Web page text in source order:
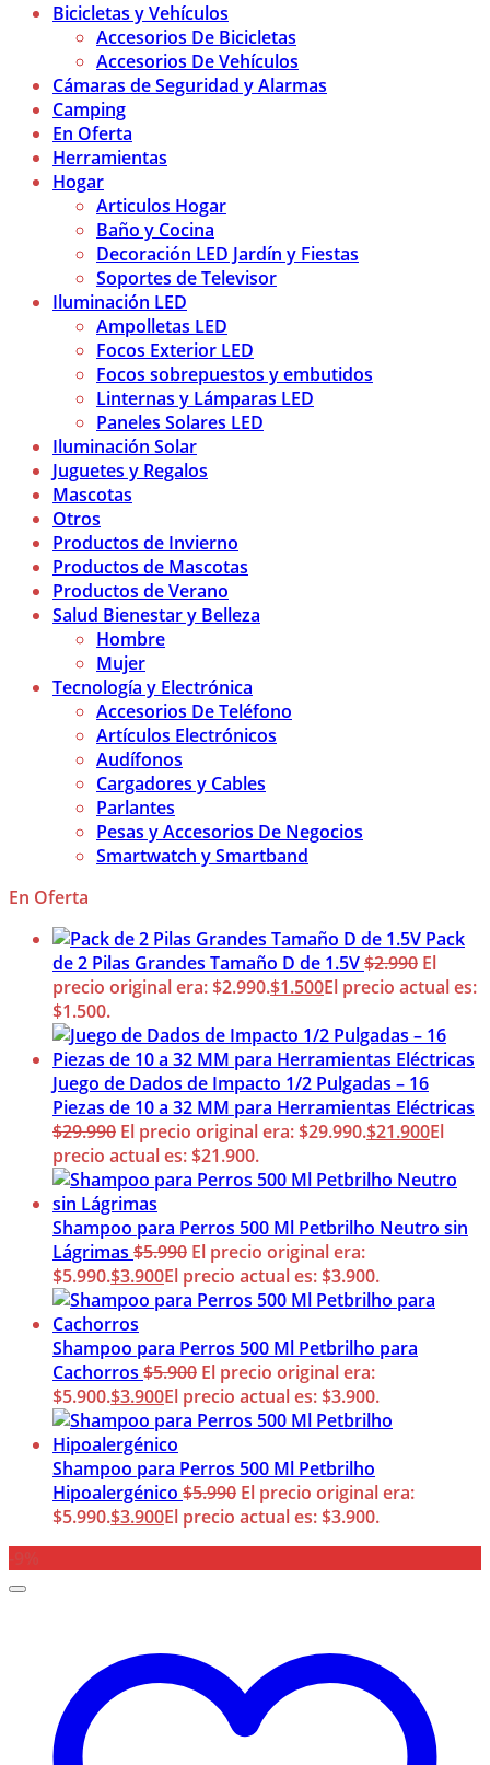
Bicicletas y Vehículos
Accesorios De Bicicletas
Accesorios De Vehículos
Cámaras de Seguridad y Alarmas
Camping
En Oferta
Herramientas
Hogar
Articulos Hogar
Baño y Cocina
Decoración LED Jardín y Fiestas
Soportes de Televisor
Iluminación LED
Ampolletas LED
Focos Exterior LED
Focos sobrepuestos y embutidos
Linternas y Lámparas LED
Paneles Solares LED
Iluminación Solar
Juguetes y Regalos
Mascotas
Otros
Productos de Invierno
Productos de Mascotas
Productos de Verano
Salud Bienestar y Belleza
Hombre
Mujer
Tecnología y Electrónica
Accesorios De Teléfono
Artículos Electrónicos
Audífonos
Cargadores y Cables
Parlantes
Pesas y Accesorios De Negocios
Smartwatch y Smartband
En Oferta
Pack
de 2 Pilas Grandes Tamaño D de 1.5V$2.990 El
precio original era: $2.990.$1.500El precio actual es:
$1.500.
Juego de Dados de Impacto 1/2 Pulgadas – 16
Piezas de 10 a 32 MM para Herramientas Eléctricas
$29.990 El precio original era: $29.990.$21.900El
precio actual es: $21.900.
Shampoo para Perros 500 Ml Petbrilho Neutro sin
Lágrimas $5.990 El precio original era:
$5.990.$3.900El precio actual es: $3.900.
Shampoo para Perros 500 Ml Petbrilho para
Cachorros $5.900 El precio original era:
$5.900.$3.900El precio actual es: $3.900.
Shampoo para Perros 500 Ml Petbrilho
Hipoalergénico $5.990 El precio original era:
$5.990.$3.900El precio actual es: $3.900.